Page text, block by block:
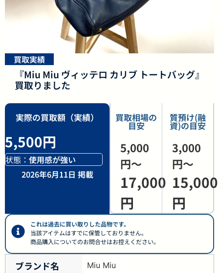
買取実績
『Miu Miu ヴィッテロ カリブ トートバッグ』
買取りました
実際の買取額（実績）
5,500円
状態： 使用感が強い
2026年6月11日 掲載
買取相場の
目安
5,000
円〜
17,000
円
質預け(融
資)の目安
3,000
円〜
15,000
円
これは過去に買い取りした品物です。
当該アイテムはすでに保管しておりません。
商品購入についてのお問合せはお控えください。
ブランド名 Miu Miu